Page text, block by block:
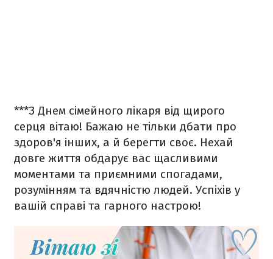
***З Днем сімейного лікаря від щирого
серця вітаю! Бажаю не тільки дбати про
здоров'я інших, а й берегти своє. Нехай
довге життя обдарує вас щасливими
моментами та приємними спогадами,
розумінням та вдячністю людей. Успіхів у
вашій справі та гарного настрою!